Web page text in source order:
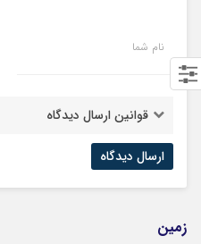
نام شما
قوانین ارسال دیدگاه
زمین